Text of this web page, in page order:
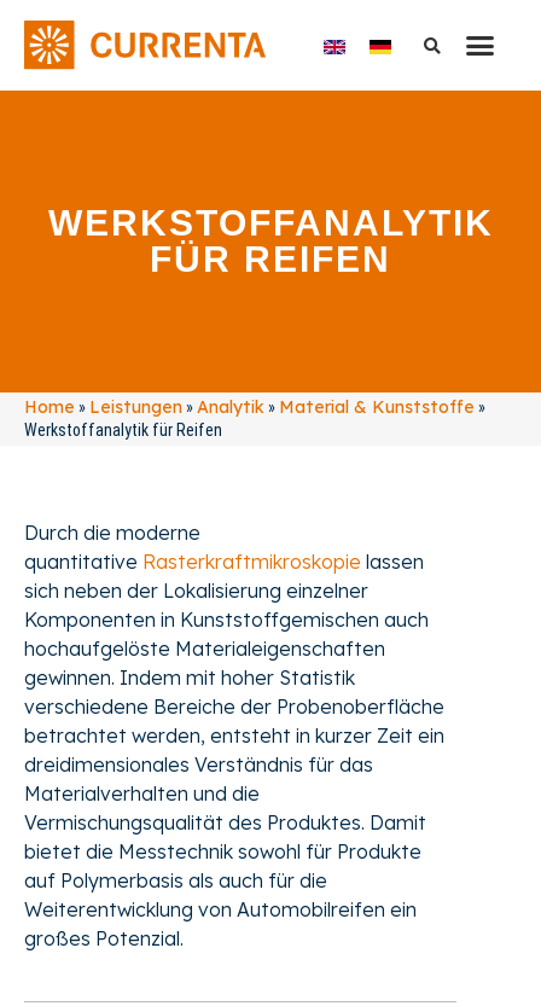
WERKSTOFFANALYTIK
FÜR REIFEN
Home » Leistungen »Analytik » Material & Kunststoffe »
Werkstoffanalytik für Reifen
Durch die moderne
quantitative Rasterkraftmikroskopie lassen
sich neben der Lokalisierung einzelner
Komponenten in Kunststoffgemischen auch
hochaufgelöste Materialeigenschaften
gewinnen. Indem mit hoher Statistik
verschiedene Bereiche der Probenoberfläche
betrachtet werden, entsteht in kurzer Zeit ein
dreidimensionales Verständnis für das
Materialverhalten und die
Vermischungsqualität des Produktes. Damit
bietet die Messtechnik sowohl für Produkte
auf Polymerbasis als auch für die
Weiterentwicklung von Automobilreifen ein
großes Potenzial.